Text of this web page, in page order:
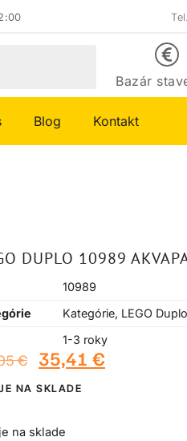
Bazár
Blog Kontakt
DUPLO 10989
10989
Kategórie, LEGO Duplo
1-3 roky
€ 35,41 €
NA SKLADE
na sklade